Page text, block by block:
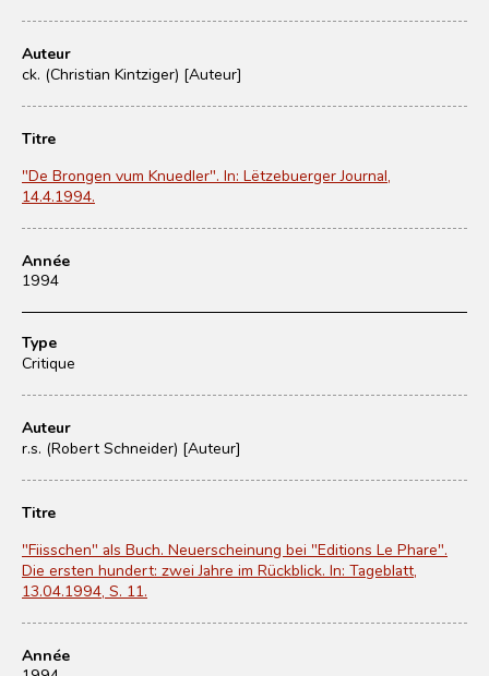
Auteur
ck. (Christian Kintziger) [Auteur]
Titre
"De Brongen vum Knuedler". In: Lëtzebuerger Journal,
14.4.1994.
Année
1994
Type
Critique
Auteur
r.s. (Robert Schneider) [Auteur]
Titre
"Fiisschen" als Buch. Neuerscheinung bei "Editions Le Phare".
Die ersten hundert: zwei Jahre im Rückblick. In: Tageblatt,
13.04.1994, S. 11.
Année